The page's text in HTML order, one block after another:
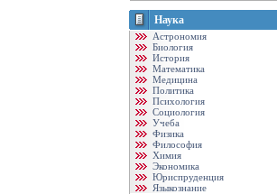
Наука
Астрономия
Биология
История
Математика
Медицина
Политика
Психология
Социология
Учеба
Физика
Философия
Химия
Экономика
Юриспруденция
Языкознание